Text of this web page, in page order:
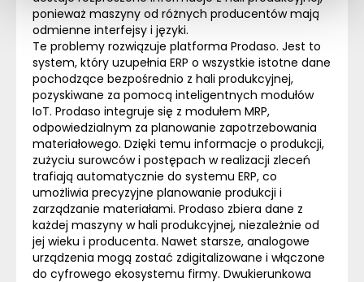
ponieważ maszyny od różnych producentów mają
odmienne interfejsy i języki.
Te problemy rozwiązuje platforma Prodaso. Jest to
system, który uzupełnia ERP o wszystkie istotne dane
pochodzące bezpośrednio z hali produkcyjnej,
pozyskiwane za pomocą inteligentnych modułów
IoT. Prodaso integruje się z modułem MRP,
odpowiedzialnym za planowanie zapotrzebowania
materiałowego. Dzięki temu informacje o produkcji,
zużyciu surowców i postępach w realizacji zleceń
trafiają automatycznie do systemu ERP, co
umożliwia precyzyjne planowanie produkcji i
zarządzanie materiałami. Prodaso zbiera dane z
każdej maszyny w hali produkcyjnej, niezależnie od
jej wieku i producenta. Nawet starsze, analogowe
urządzenia mogą zostać zdigitalizowane i włączone
do cyfrowego ekosystemu firmy. Dwukierunkowa